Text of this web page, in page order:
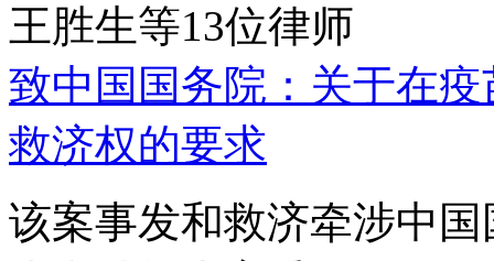
王胜生等13位律师
致中国国务院：关于在
救济权的要求
该案事发和救济牵涉中